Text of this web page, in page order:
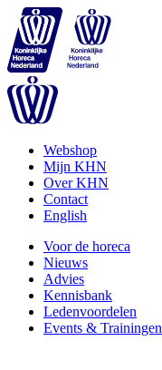
Webshop
Mijn KHN
Over KHN
Contact
English
Voor de horeca
Nieuws
Advies
Kennisbank
Ledenvoordelen
Events & Trainingen